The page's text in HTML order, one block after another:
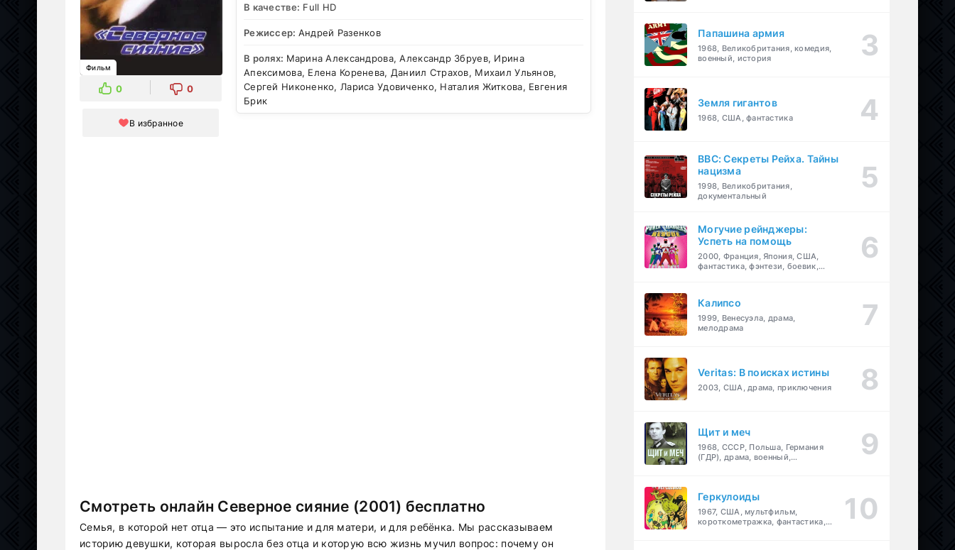
Фильм
0 0
В избранное
В качестве: Full HD
Режиссер: Андрей Разенков
В ролях: Марина Александрова, Александр Збруев, Ирина
Апексимова, Елена Коренева, Даниил Страхов, Михаил Ульянов,
Сергей Никоненко, Лариса Удовиченко, Наталия Житкова, Евгения
Брик
Смотреть онлайн Северное сияние (2001) бесплатно
Семья, в которой нет отца — это испытание и для матери, и для ребёнка. Мы рассказываем
историю девушки, которая выросла без отца и которую всю жизнь мучил вопрос: почему он
Папашина армия
1968, Великобритания, комедия,
военный, история
Земля гигантов
1968, США, фантастика
BBC: Секреты Рейха. Тайны
нацизма
1998, Великобритания,
документальный
Могучие рейнджеры:
Успеть на помощь
2000, Франция, Япония, США,
фантастика, фэнтези, боевик,
Калипсо
1999, Венесуэла, драма,
мелодрама
Veritas: В поисках истины
2003, США, драма, приключения
Щит и меч
1968, СССР, Польша, Германия
(ГДР), драма, военный,
Геркулоиды
1967, США, мультфильм,
короткометражка, фантастика,